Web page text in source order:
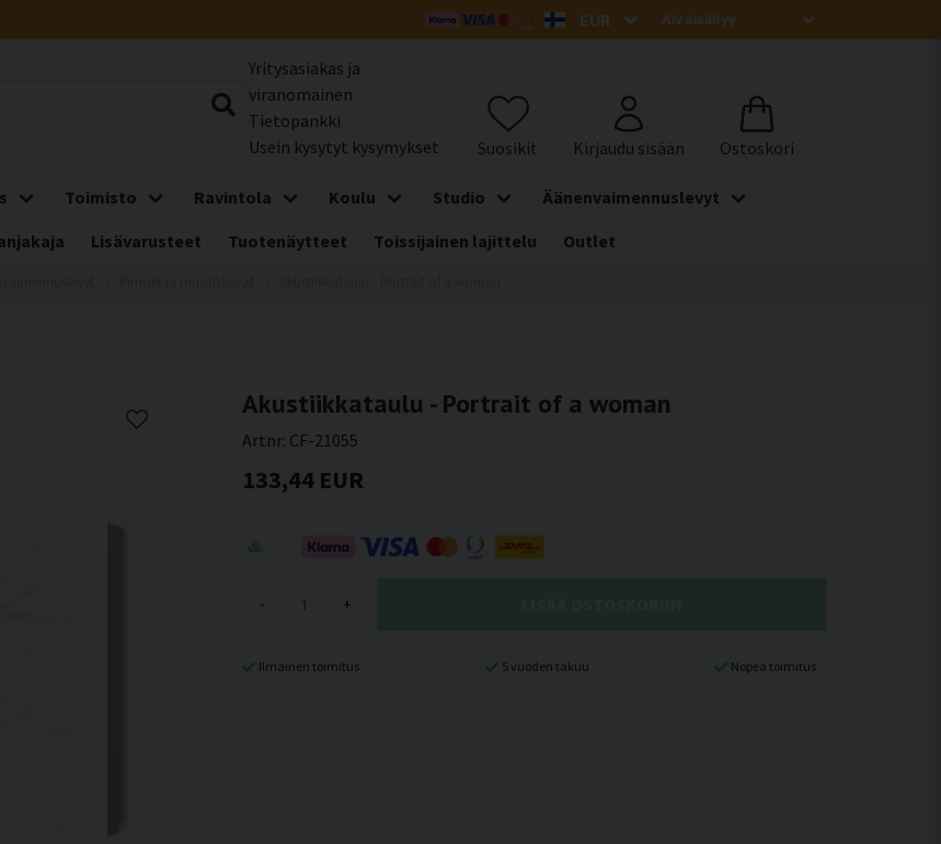
Yritysasiakas ja
viranomainen
Tietopankki
Usein kysytyt kysymykset
Toimisto Ravintola Koulu Studio
Äänenvaimennuslevyt
Lisävarusteet Tuotenäytteet Toissijainen lajittelu Outlet
Akustiikkataulu - Portrait of a woman
Artnr: CF-21055
133,44 EUR
- +
Ilmainen toimitus 5 vuoden takuu Nopea toimitus